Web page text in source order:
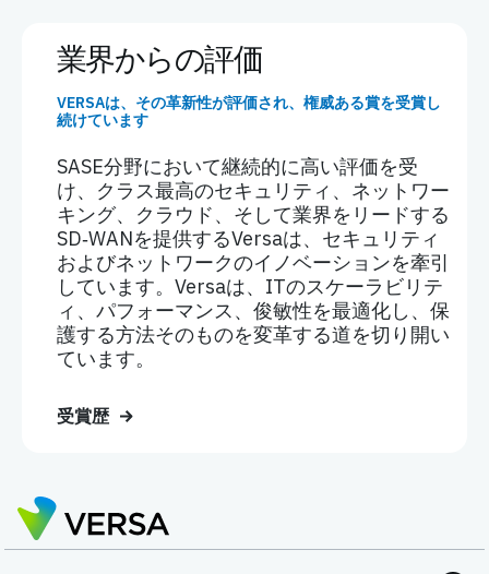
業界からの評価
VERSAは、その革新性が評価され、権威ある賞を受賞し
続けています
SASE分野において継続的に高い評価を受
け、クラス最高のセキュリティ、ネットワー
キング、クラウド、そして業界をリードする
SD‑WANを提供するVersaは、セキュリティ
およびネットワークのイノベーションを牽引
しています。Versaは、ITのスケーラビリテ
ィ、パフォーマンス、俊敏性を最適化し、保
護する方法そのものを変革する道を切り開い
ています。
受賞歴